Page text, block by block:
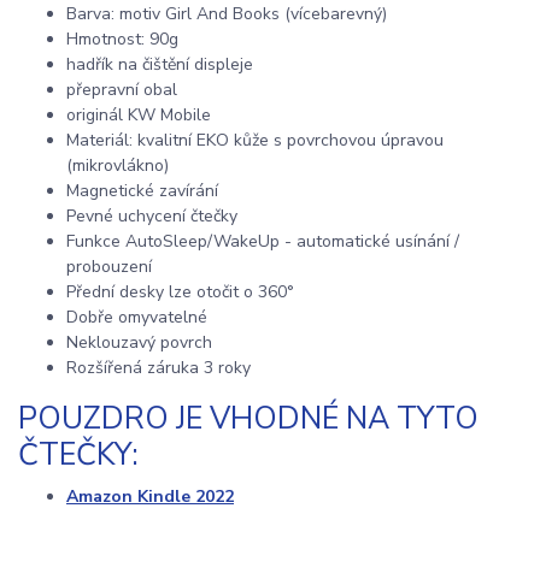
Barva: motiv Girl And Books (vícebarevný)
Hmotnost: 90g
hadřík na čištění displeje
přepravní obal
originál KW Mobile
Materiál: kvalitní EKO kůže s povrchovou úpravou
(mikrovlákno)
Magnetické zavírání
Pevné uchycení čtečky
Funkce AutoSleep/WakeUp - automatické usínání /
probouzení
Přední desky lze otočit o 360°
Dobře omyvatelné
Neklouzavý povrch
Rozšířená záruka 3 roky
POUZDRO JE VHODNÉ NA TYTO
ČTEČKY:
Amazon Kindle 2022